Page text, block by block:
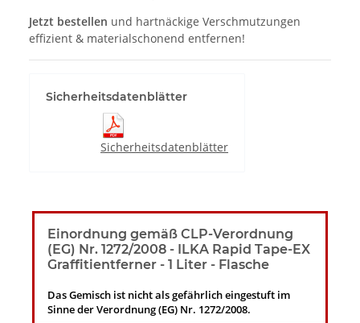
Jetzt bestellen und hartnäckige Verschmutzungen
effizient & materialschonend entfernen!
Sicherheitsdatenblätter
Sicherheitsdatenblätter
Einordnung gemäß CLP-Verordnung
(EG) Nr. 1272/2008 - ILKA Rapid Tape-EX
Graffitientferner - 1 Liter - Flasche
Das Gemisch ist nicht als gefährlich eingestuft im
Sinne der Verordnung (EG) Nr. 1272/2008.